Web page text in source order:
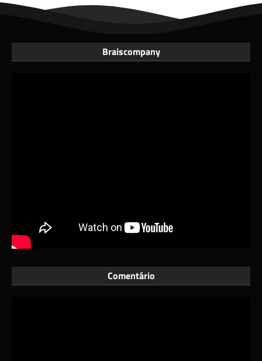
Braiscompany
Comentário